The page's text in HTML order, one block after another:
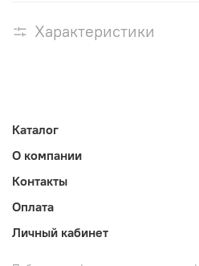
Характеристики
Каталог
О компании
Контакты
Оплата
Личный кабинет